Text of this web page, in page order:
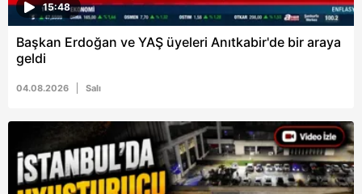
15:48
Başkan Erdoğan ve YAŞ üyeleri Anıtkabir'de bir araya
geldi
04.08.2026 Salı